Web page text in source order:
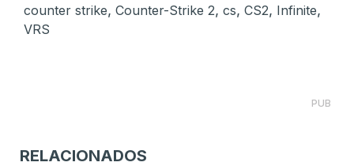
counter strike, Counter-Strike 2, cs, CS2, Infinite,
VRS
PUB
RELACIONADOS